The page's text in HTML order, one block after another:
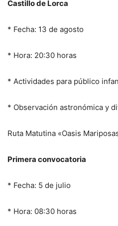
Castillo de Lorca
* Fecha: 13 de agosto
* Hora: 20:30 horas
* Actividades para público
* Observación astronómica y
Ruta Matutina «Oasis
Primera convocatoria
* Fecha: 5 de julio
* Hora: 08:30 horas